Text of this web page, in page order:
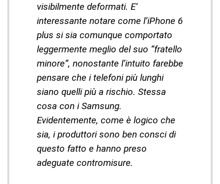
visibilmente deformati. E’
interessante notare come l’iPhone 6
plus si sia comunque comportato
leggermente meglio del suo “fratello
minore”, nonostante l’intuito farebbe
pensare che i telefoni più lunghi
siano quelli più a rischio. Stessa
cosa con i Samsung.
Evidentemente, come è logico che
sia, i produttori sono ben consci di
questo fatto e hanno preso
adeguate contromisure.